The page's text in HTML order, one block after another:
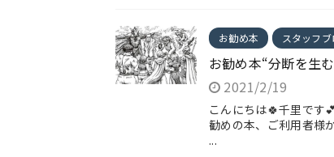
お勧め本 スタッフ
お勧め本“分断を生
2021/2/19
こんにちは🍀千里です
勧めの本、ご利用者様
...